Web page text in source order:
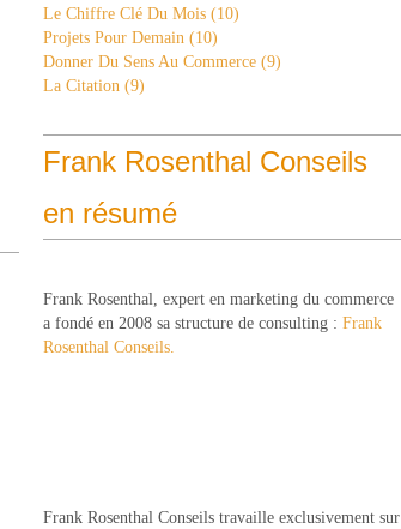
Le Chiffre Clé Du Mois (10)
Projets Pour Demain (10)
Donner Du Sens Au Commerce (9)
La Citation (9)
Frank Rosenthal Conseils
en résumé
Frank Rosenthal, expert en marketing du commerce
a fondé en 2008 sa structure de consulting : Frank
Rosenthal Conseils.
Frank Rosenthal Conseils travaille exclusivement sur